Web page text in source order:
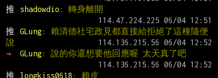
推
shadowdio : 轉身離開
推
GLung: 賴清德社宅政見都直接給拒絕了這種隨便
說
→
GLung: 說的你還想要他回應喔 太天真了吧
推
longkiss0618 : 賴皮